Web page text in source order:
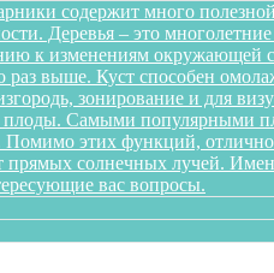
содержит много
Деревья – это
к изменениям
раз выше. Куст способен
зонирование и для
Самыми популярными
этих функций,
солнечных лучей.
вас вопросы.